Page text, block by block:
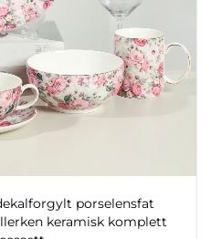
porselensfat
keramisk komplett